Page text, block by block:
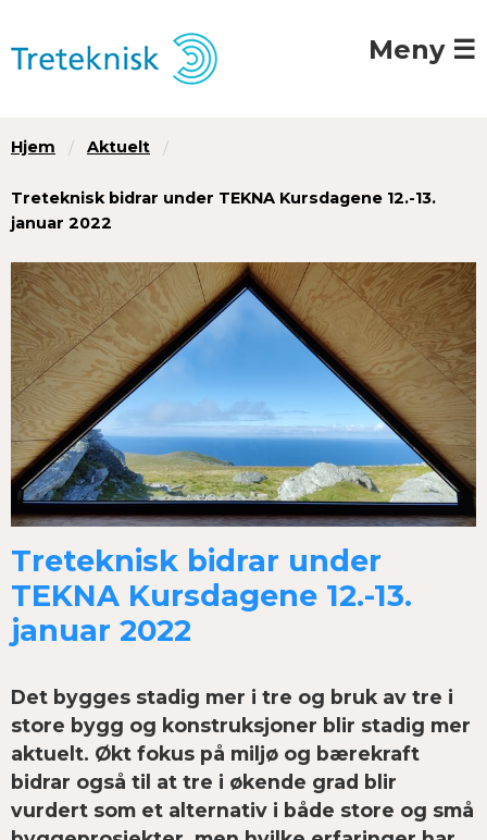
Meny ☰
Hjem Aktuelt
Treteknisk bidrar under TEKNA Kursdagene 12.-13.
januar 2022
Treteknisk bidrar under
TEKNA Kursdagene 12.-13.
januar 2022
Det bygges stadig mer i tre og bruk av tre i
store bygg og konstruksjoner blir stadig mer
aktuelt. Økt fokus på miljø og bærekraft
bidrar også til at tre i økende grad blir
vurdert som et alternativ i både store og små